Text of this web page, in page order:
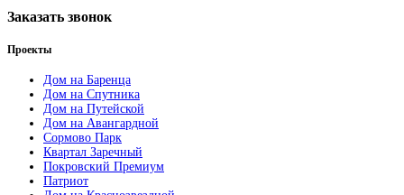
Заказать звонок
Проекты
Дом на Баренца
Дом на Спутника
Дом на Путейской
Дом на Авангардной
Сормово Парк
Квартал Заречный
Покровский Премиум
Патриот